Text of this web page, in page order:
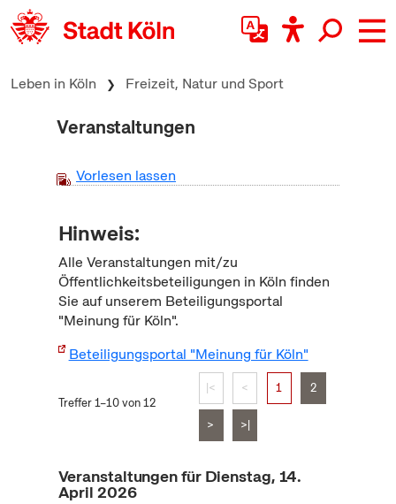
zum Inhalt springen
Leben in Köln Freizeit, Natur und Sport
Veranstaltungen
Vorlesen lassen
Hinweis:
Alle Veranstaltungen mit/zu
Öffentlichkeitsbeteiligungen in Köln finden
Sie auf unserem Beteiligungsportal
"Meinung für Köln".
Beteiligungsportal "Meinung für Köln"
Treffer 1–10 von 12
|< < 1 2
> >|
Veranstaltungen für Dienstag, 14.
April 2026